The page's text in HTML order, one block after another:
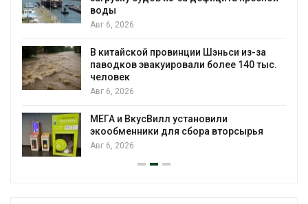
воды
Авг 6, 2026
В китайской провинции Шэньси из-за
паводков эвакуировали более 140 тыс.
человек
Авг 6, 2026
МЕГА и ВкусВилл установили
экообменники для сбора вторсырья
Авг 6, 2026